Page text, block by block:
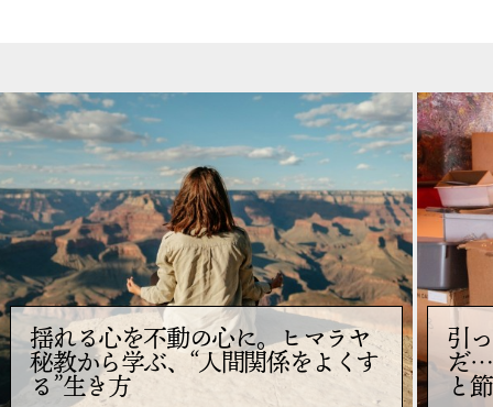
揺れる心を不動の心に。ヒマラヤ
秘教から学ぶ、“人間関係をよくす
る”生き方
引
だ…
と